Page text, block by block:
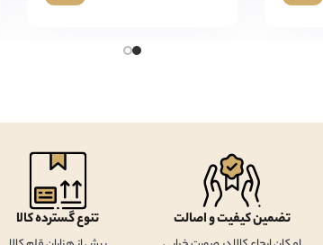
تضمین کیفیت و اصالت تنوع گسترده کالا